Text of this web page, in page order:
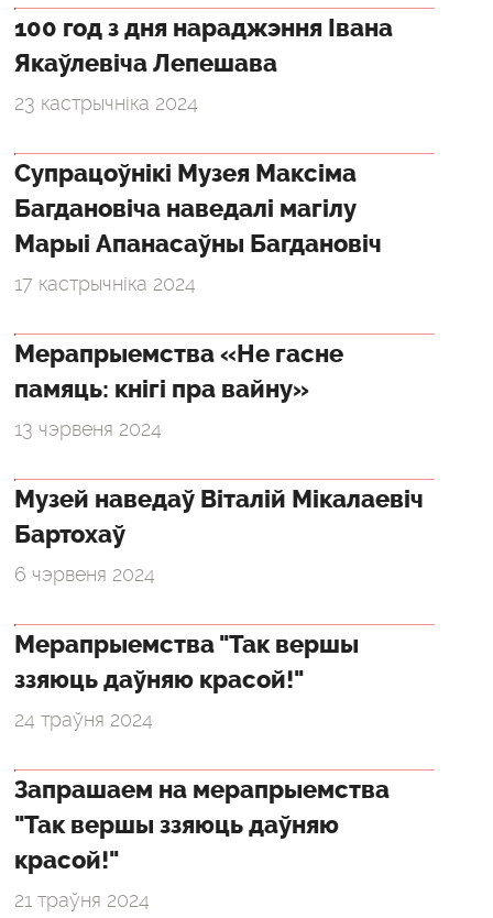
100 год з дня нараджэння Івана
Якаўлевіча Лепешава
23 кастрычніка 2024
Супрацоўнікі Музея Максіма
Багдановіча наведалі магілу
Марыі Апанасаўны Багдановіч
17 кастрычніка 2024
Мерапрыемства «Не гасне
памяць: кнігі пра вайну»
13 чэрвеня 2024
Музей наведаў Віталій Мікалаевіч
Бартохаў
6 чэрвеня 2024
Мерапрыемства "Так вершы
ззяюць даўняю красой!"
24 траўня 2024
Запрашаем на мерапрыемства
"Так вершы ззяюць даўняю
красой!"
21 траўня 2024